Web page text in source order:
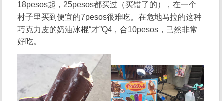
18pesos起，25pesos都买过（买错了的），在一个
村子里买到便宜的7pesos很难吃。在危地马拉的这种
巧克力皮的奶油冰棍“才”Q4，合10pesos，已然非常
好吃。